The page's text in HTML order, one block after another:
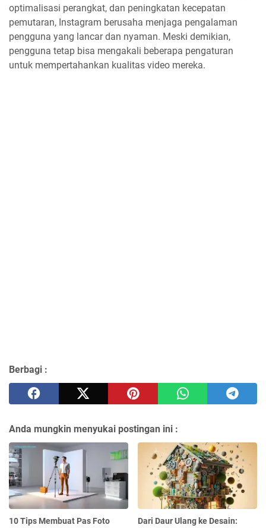
optimalisasi perangkat, dan peningkatan kecepatan
pemutaran, Instagram berusaha menjaga pengalaman
pengguna yang lancar dan nyaman. Meski demikian,
pengguna tetap bisa mengakali beberapa pengaturan
untuk mempertahankan kualitas video mereka.
Berbagi :
Anda mungkin menyukai postingan ini :
10 Tips Membuat Pas Foto
Dari Daur Ulang ke Desain: